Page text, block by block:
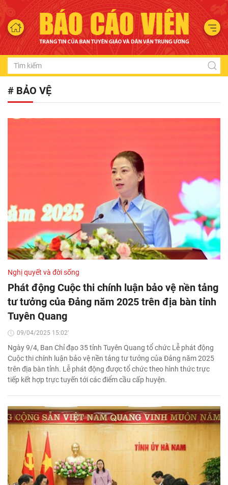
# BẢO VỆ
Nghị quyết và đời sống
Phát động Cuộc thi chính luận bảo vệ nền tảng
tư tưởng của Đảng năm 2025 trên địa bàn tỉnh
Tuyên Quang
09/04/2025 15:02'
Ngày 9/4, Ban Chỉ đạo 35 tỉnh Tuyên Quang tổ chức Lễ phát động
Cuộc thi chính luận bảo vệ nền tảng tư tưởng của Đảng năm 2025
trên địa bàn tỉnh. Lễ phát động được tổ chức theo hình thức trực
tiếp kết hợp trực tuyến tới các điểm cầu cấp huyện.